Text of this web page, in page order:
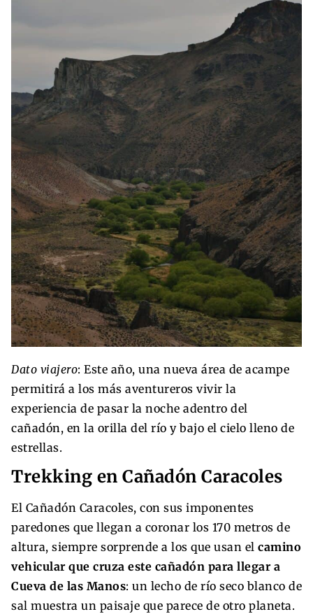
Dato viajero: Este año, una nueva área de acampe
permitirá a los más aventureros vivir la
experiencia de pasar la noche adentro del
cañadón, en la orilla del río y bajo el cielo lleno de
estrellas.
Trekking en Cañadón Caracoles
El Cañadón Caracoles, con sus imponentes
paredones que llegan a coronar los 170 metros de
altura, siempre sorprende a los que usan el camino
vehicular que cruza este cañadón para llegar a
Cueva de las Manos: un lecho de río seco blanco de
sal muestra un paisaje que parece de otro planeta.